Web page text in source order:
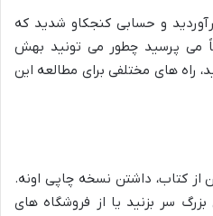
و حسابی کنجکاو شدید که
می پرسید چطور می تونید بهش
راه های مختلفی برای مطالعه این
از کتاب، داشتن نسخه چاپی اونه.
سر بزنید یا از فروشگاه های